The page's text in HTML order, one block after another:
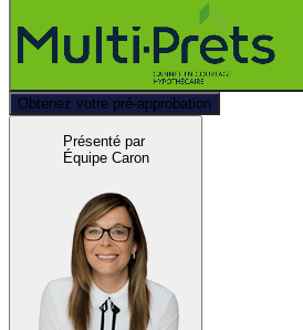
Obtenez votre pré-approbation
Présenté par
Équipe Caron